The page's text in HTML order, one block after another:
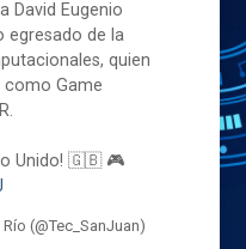
David Eugenio
egresado de la
quien
como Game
Unido! 🇬🇧 🎮
(@Tec_SanJuan)